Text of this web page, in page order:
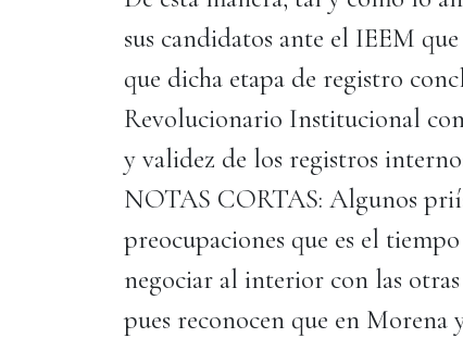
sus candidatos ante el IEEM
que dicha etapa de registro
Revolucionario Institucional
y validez de los registros
NOTAS CORTAS: Algunos
preocupaciones que es el
negociar al interior con las
pues reconocen que en Morena